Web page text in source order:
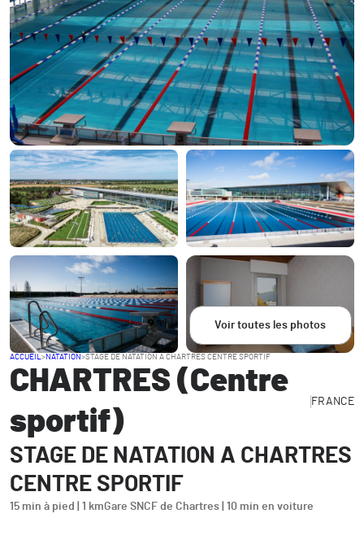
Voir toutes les photos
ACCUEIL>NATATION>STAGE DE NATATION A CHARTRES CENTRE SPORTIF
CHARTRES (Centre
sportif)
FRANCE
STAGE DE NATATION A CHARTRES
CENTRE SPORTIF
15 min à pied | 1 kmGare SNCF de Chartres | 10 min en voiture